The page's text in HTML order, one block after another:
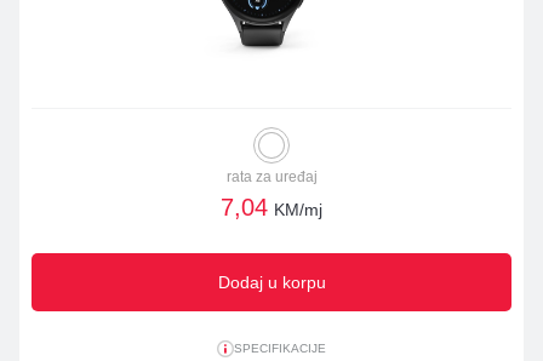
rata za uređaj
7,04 KM/mj
Dodaj u korpu
SPECIFIKACIJE